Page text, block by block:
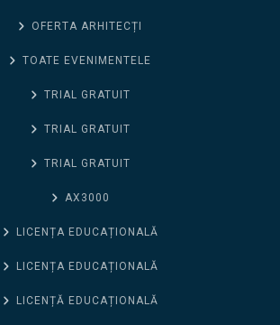
OFERTA ARHITECȚI
TOATE EVENIMENTELE
TRIAL GRATUIT
TRIAL GRATUIT
TRIAL GRATUIT
AX3000
LICENȚA EDUCAȚIONALĂ
LICENȚA EDUCAȚIONALĂ
LICENȚĂ EDUCAȚIONALĂ